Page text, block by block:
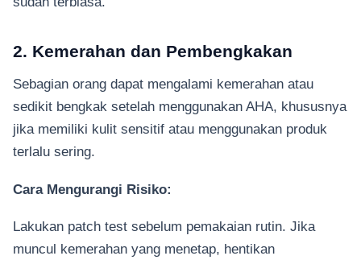
2. Kemerahan dan Pembengkakan
Sebagian orang dapat mengalami kemerahan atau
sedikit bengkak setelah menggunakan AHA, khususnya
jika memiliki kulit sensitif atau menggunakan produk
terlalu sering.
Cara Mengurangi Risiko:
Lakukan patch test sebelum pemakaian rutin. Jika
muncul kemerahan yang menetap, hentikan